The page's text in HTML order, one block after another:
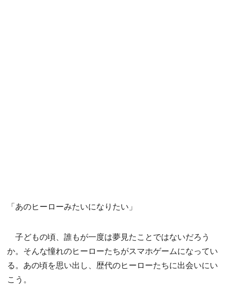
「あのヒーローみたいになりたい」
子どもの頃、誰もが一度は夢見たことではないだろう
か。そんな憧れのヒーローたちがスマホゲームになってい
る。あの頃を思い出し、歴代のヒーローたちに出会いにい
こう。